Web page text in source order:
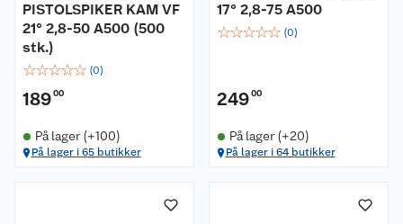
PISTOLSPIKER KAM VF
21° 2,8-50 A500 (500
stk.)
☆☆☆☆☆ (0)
18900
På lager (+100)
På lager i 65 butikker
17° 2,8-75 A500
☆☆☆☆☆ (0)
24900
På lager (+20)
På lager i 64 butikker